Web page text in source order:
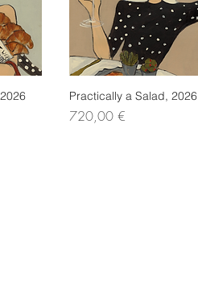
Schnellansicht
Practically a Salad, 2026
Preis
720,00 €